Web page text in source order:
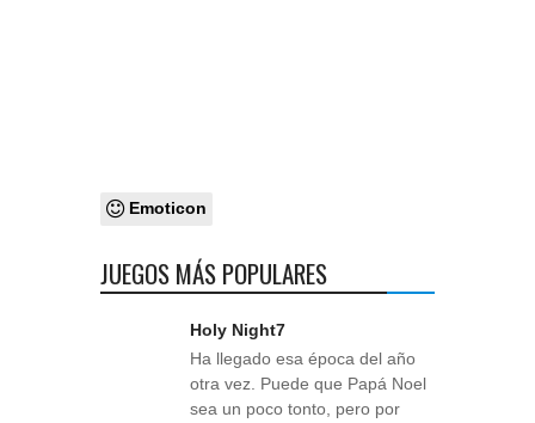
Emoticon
JUEGOS MÁS POPULARES
Holy Night7
Ha llegado esa época del año
otra vez. Puede que Papá Noel
sea un poco tonto, pero por